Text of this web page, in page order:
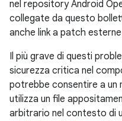
nel repository Android
collegate da questo
anche link a patch esterne
Il più grave di questi
sicurezza critica nel
potrebbe consentire a
utilizza un file
arbitrario nel contesto di